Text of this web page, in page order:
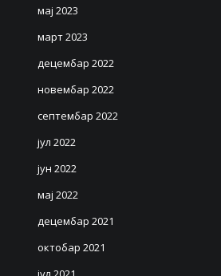
мај 2023
март 2023
децембар 2022
новембар 2022
септембар 2022
јул 2022
јун 2022
мај 2022
децембар 2021
октобар 2021